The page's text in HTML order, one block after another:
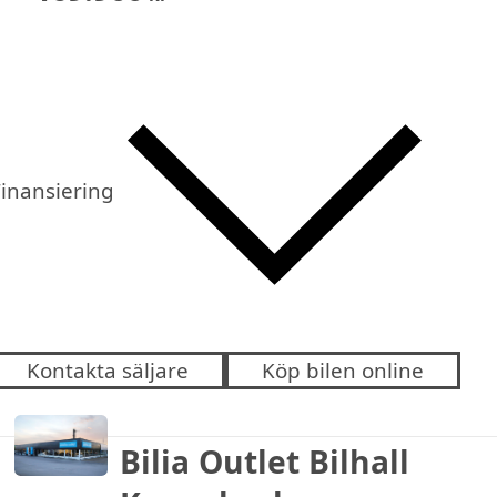
Kontakta säljare Köp bilen online
Bilia Outlet Bilhall